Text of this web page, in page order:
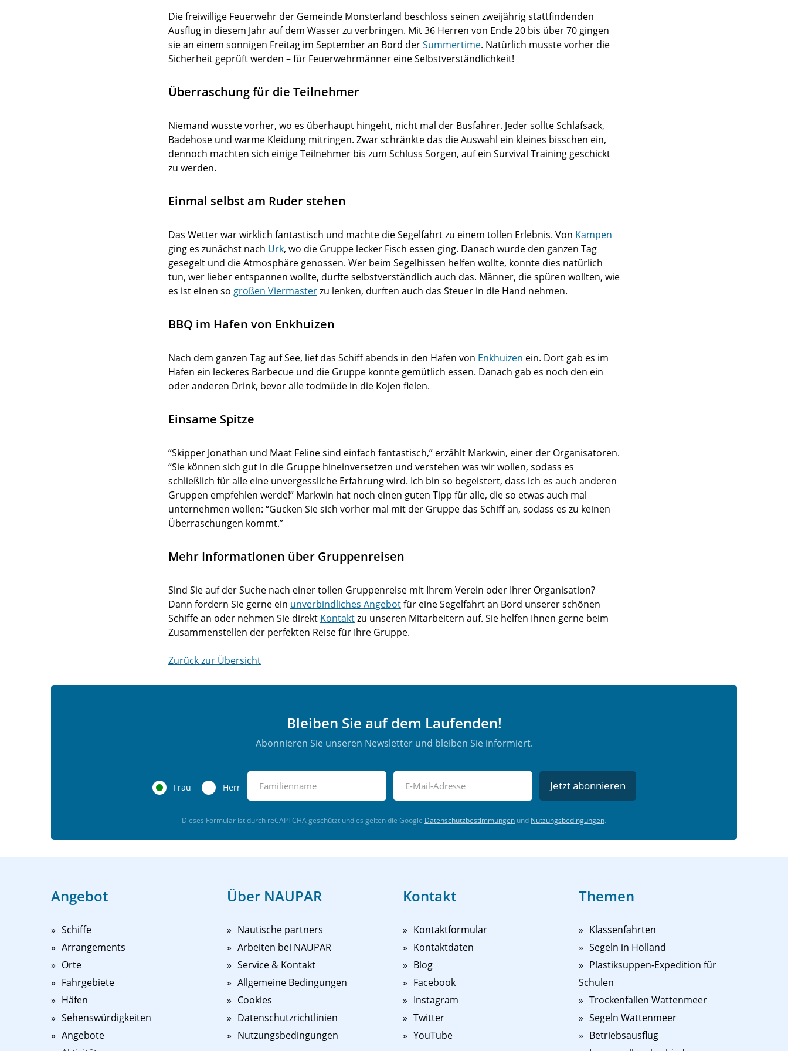
Die freiwillige Feuerwehr der Gemeinde Monsterland beschloss seinen zweijährig stattfindenden
Ausflug in diesem Jahr auf dem Wasser zu verbringen. Mit 36 Herren von Ende 20 bis über 70 gingen
sie an einem sonnigen Freitag im September an Bord derSummertime. Natürlich musste vorher die
Sicherheit geprüft werden – für Feuerwehrmänner eine Selbstverständlichkeit!
Überraschung für die Teilnehmer
Niemand wusste vorher, wo es überhaupt hingeht, nicht mal der Busfahrer. Jeder sollte Schlafsack,
Badehose und warme Kleidung mitringen. Zwar schränkte das die Auswahl ein kleines bisschen ein,
dennoch machten sich einige Teilnehmer bis zum Schluss Sorgen, auf ein Survival Training geschickt
zu werden.
Einmal selbst am Ruder stehen
Das Wetter war wirklich fantastisch und machte die Segelfahrt zu einem tollen Erlebnis. Von Kampen
ging es zunächst nach Urk, wo die Gruppe lecker Fisch essen ging. Danach wurde den ganzen Tag
gesegelt und die Atmosphäre genossen. Wer beim Segelhissen helfen wollte, konnte dies natürlich
tun, wer lieber entspannen wollte, durfte selbstverständlich auch das. Männer, die spüren wollten, wie
es ist einen so großen Viermasterzu lenken, durften auch das Steuer in die Hand nehmen.
BBQ im Hafen von Enkhuizen
Nach dem ganzen Tag auf See, lief das Schiff abends in den Hafen von Enkhuizen ein. Dort gab es im
Hafen ein leckeres Barbecue und die Gruppe konnte gemütlich essen. Danach gab es noch den ein
oder anderen Drink, bevor alle todmüde in die Kojen fielen.
Einsame Spitze
“Skipper Jonathan und Maat Feline sind einfach fantastisch,” erzählt Markwin, einer der Organisatoren.
“Sie können sich gut in die Gruppe hineinversetzen und verstehen was wir wollen, sodass es
schließlich für alle eine unvergessliche Erfahrung wird. Ich bin so begeistert, dass ich es auch anderen
Gruppen empfehlen werde!” Markwin hat noch einen guten Tipp für alle, die so etwas auch mal
unternehmen wollen: “Gucken Sie sich vorher mal mit der Gruppe das Schiff an, sodass es zu keinen
Überraschungen kommt.”
Mehr Informationen über Gruppenreisen
Sind Sie auf der Suche nach einer tollen Gruppenreise mit Ihrem Verein oder Ihrer Organisation?
Dann fordern Sie gerne ein unverbindliches Angebotfür eine Segelfahrt an Bord unserer schönen
Schiffe an oder nehmen Sie direkt Kontaktzu unseren Mitarbeitern auf. Sie helfen Ihnen gerne beim
Zusammenstellen der perfekten Reise für Ihre Gruppe.
Zurück zur Übersicht
Bleiben Sie auf dem Laufenden!
Abonnieren Sie unseren Newsletter und bleiben Sie informiert.
Frau Herr Jetzt abonnieren
Dieses Formular ist durch reCAPTCHA geschützt und es gelten die Google Datenschutzbestimmungen und Nutzungsbedingungen.
Angebot
Schiffe
Arrangements
Orte
Fahrgebiete
Häfen
Sehenswürdigkeiten
Angebote
Über NAUPAR
Nautische partners
Arbeiten bei NAUPAR
Service & Kontakt
Allgemeine Bedingungen
Cookies
Datenschutzrichtlinien
Nutzungsbedingungen
Kontakt
Kontaktformular
Kontaktdaten
Blog
Facebook
Instagram
Twitter
YouTube
Themen
Klassenfahrten
Segeln in Holland
Plastiksuppen-Expedition für
Schulen
Trockenfallen Wattenmeer
Segeln Wattenmeer
Betriebsausflug